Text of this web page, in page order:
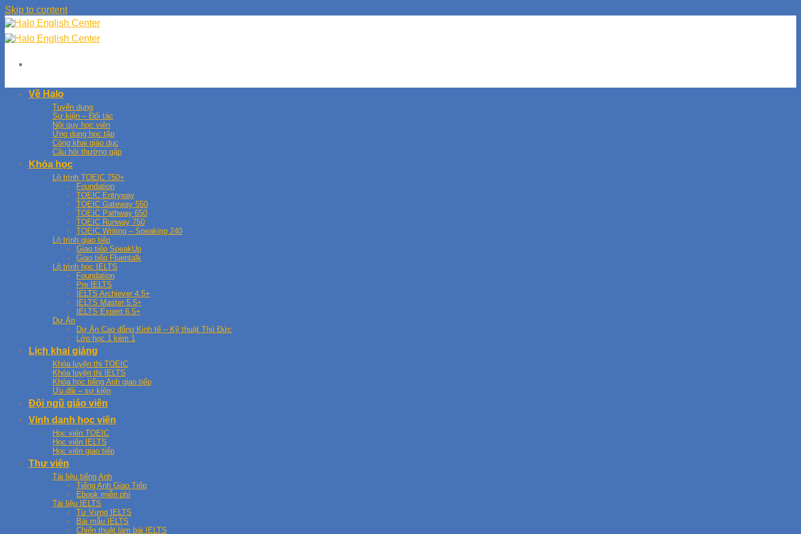
Skip to content
Về Halo
Tuyển dụng
Sự kiện – Đối tác
Nội quy học viên
Ứng dụng học tập
Công khai giáo dục
Câu hỏi thường gặp
Khóa học
Lộ trình TOEIC 750+
Foundation
TOEIC Entryway
TOEIC Gateway 550
TOEIC Pathway 650
TOEIC Runway 750
TOEIC Writing – Speaking 240
Lộ trình giao tiếp
Giao tiếp SpeakUp
Giao tiếp Fluentalk
Lộ trình học IELTS
Foundation
Pre IELTS
IELTS Archiever 4.5+
IELTS Master 5.5+
IELTS Expert 6.5+
Dự Án
Dự Án Cao đẳng Kinh tế – Kỹ thuật Thủ Đức
Lớp học 1 kèm 1
Lịch khai giảng
Khóa luyện thi TOEIC
Khóa luyện thi IELTS
Khóa học tiếng Anh giao tiếp
Ưu đãi – sự kiện
Đội ngũ giáo viên
Vinh danh học viên
Học viên TOEIC
Học viên IELTS
Học viên giao tiếp
Thư viện
Tài liệu tiếng Anh
Tiếng Anh Giao Tiếp
Ebook miễn phí
Tài liệu IELTS
Từ Vựng IELTS
Bài mẫu IELTS
Chiến thuật làm bài IELTS